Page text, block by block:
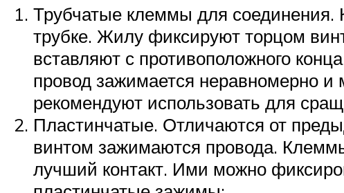
Трубчатые клеммы для соединения.
трубке. Жилу фиксируют торцом
вставляют с противоположного
провод зажимается неравномерно
рекомендуют использовать для
Пластинчатые. Отличаются от
винтом зажимаются провода.
лучший контакт. Ими можно